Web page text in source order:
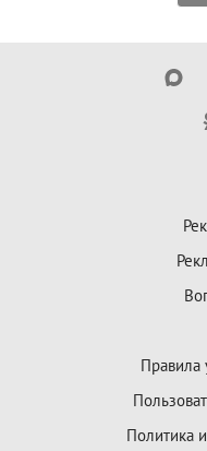
Правила
Политика